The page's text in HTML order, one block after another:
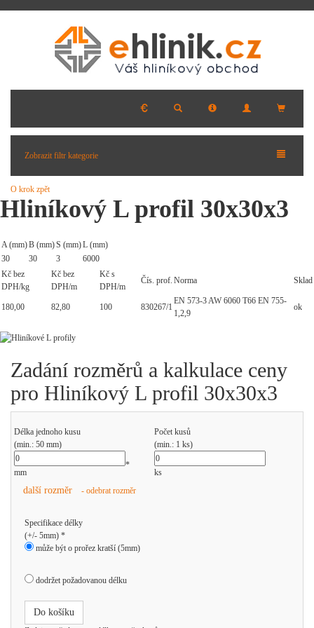
Zobrazit filtr kategorie
O krok zpět
Hliníkový L profil 30x30x3
A (mm)B (mm)S (mm)L (mm)
30
30 3
6000
Kč bez
DPH/kg
Kč bez
DPH/m
Kč s
DPH/m
Čís. prof. Norma Sklad
180,00 82,80 100 830267/1
EN 573-3 AW 6060 T66 EN 755-
1,2,9
ok
Zadání rozměrů a kalkulace ceny
pro Hliníkový L profil 30x30x3
Délka jednoho kusu
(min.: 50 mm)
Počet kusů
(min.: 1 ks)
mm
*
ks
další rozměr - odebrat rozměr
Specifikace délky
(+/- 5mm) *
může být o prořez kratší (5mm)
dodržet požadovanou délku
Do košíku